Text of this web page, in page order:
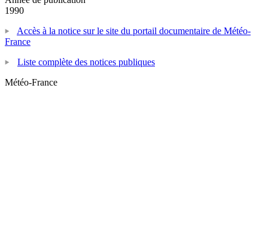
1990
Accès à la notice sur le site du portail documentaire de Météo-
France
Liste complète des notices publiques
Météo-France